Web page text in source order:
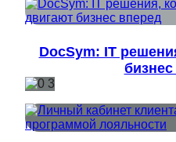
DocSym: IT